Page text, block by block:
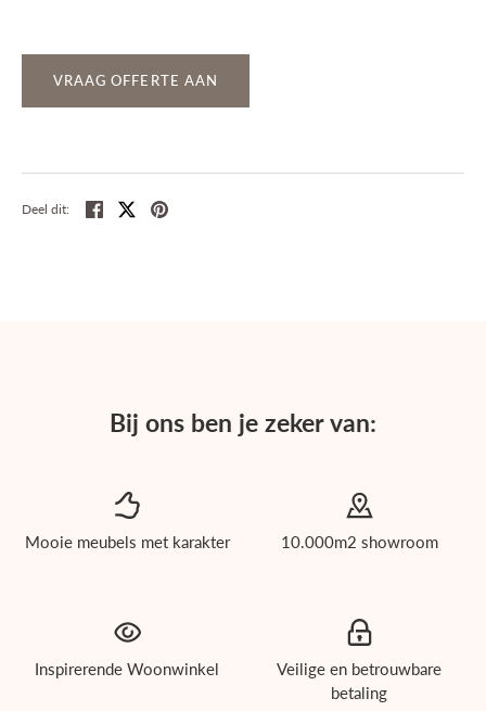
VRAAG OFFERTE AAN
Deel dit: Deel TweetPin
Bij ons ben je zeker van:
Mooie meubels met karakter 10.000m2 showroom
Inspirerende Woonwinkel
Veilige en betrouwbare
betaling